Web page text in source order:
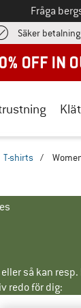
Fråga
Säker betalning
T-shirts /
så kan
redo för dig: